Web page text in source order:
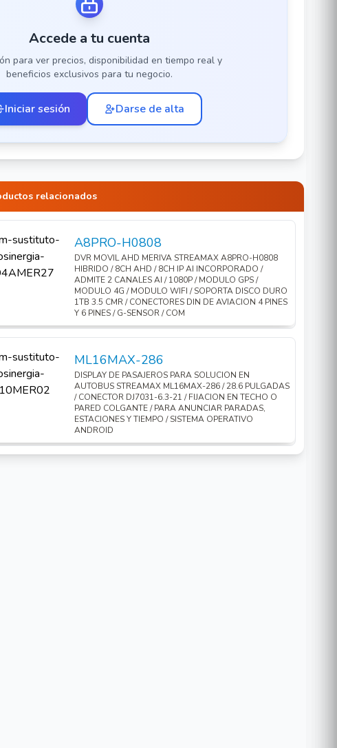
Accede a tu cuenta
para ver precios, disponibilidad en tiempo real y
beneficios exclusivos para tu negocio.
Iniciar sesión Darse de alta
relacionados
A8PRO-H0808
DVR MOVIL AHD MERIVA STREAMAX A8PRO-H0808
HIBRIDO / 8CH AHD / 8CH IP AI INCORPORADO /
ADMITE 2 CANALES AI / 1080P / MODULO GPS /
MODULO 4G / MODULO WIFI / SOPORTA DISCO DURO
1TB 3.5 CMR / CONECTORES DIN DE AVIACION 4 PINES
Y 6 PINES / G-SENSOR / COM
ML16MAX-286
DISPLAY DE PASAJEROS PARA SOLUCION EN
AUTOBUS STREAMAX ML16MAX-286 / 28.6 PULGADAS
/ CONECTOR DJ7031-6.3-21 / FIJACION EN TECHO O
PARED COLGANTE / PARA ANUNCIAR PARADAS,
ESTACIONES Y TIEMPO / SISTEMA OPERATIVO
ANDROID